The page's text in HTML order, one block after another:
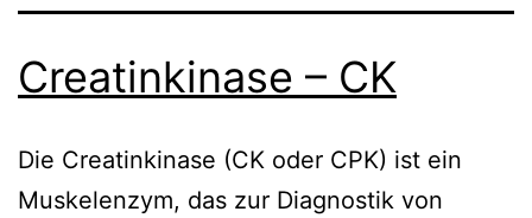
Creatinkinase – CK
Die Creatinkinase (CK oder CPK) ist ein
Muskelenzym, das zur Diagnostik von